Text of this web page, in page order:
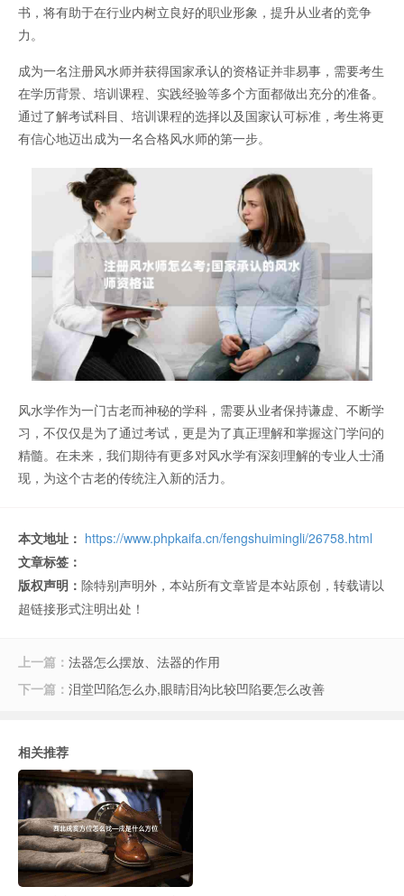
书，将有助于在行业内树立良好的职业形象，提升从业者的竞争
力。
成为一名注册风水师并获得国家承认的资格证并非易事，需要考生
在学历背景、培训课程、实践经验等多个方面都做出充分的准备。
通过了解考试科目、培训课程的选择以及国家认可标准，考生将更
有信心地迈出成为一名合格风水师的第一步。
风水学作为一门古老而神秘的学科，需要从业者保持谦虚、不断学
习，不仅仅是为了通过考试，更是为了真正理解和掌握这门学问的
精髓。在未来，我们期待有更多对风水学有深刻理解的专业人士涌
现，为这个古老的传统注入新的活力。
本文地址： https://www.phpkaifa.cn/fengshuimingli/26758.html
文章标签：
版权声明： 除特别声明外，本站所有文章皆是本站原创，转载请以
超链接形式注明出处！
上一篇： 法器怎么摆放、法器的作用
下一篇： 泪堂凹陷怎么办,眼睛泪沟比较凹陷要怎么改善
相关推荐